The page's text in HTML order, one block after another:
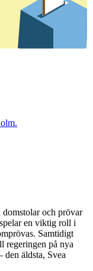
domstolar och prövar
en viktig roll i
Samtidigt
regeringen på nya
den äldsta, Svea